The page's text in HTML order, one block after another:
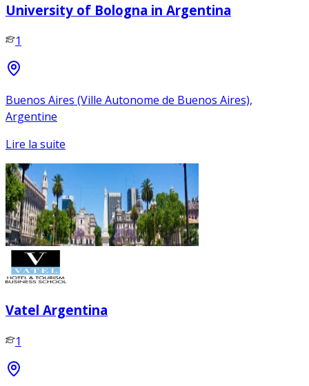
University of Bologna in Argentina
1
Buenos Aires (Ville Autonome de Buenos Aires),
Argentine
Lire la suite
Vatel Argentina
1